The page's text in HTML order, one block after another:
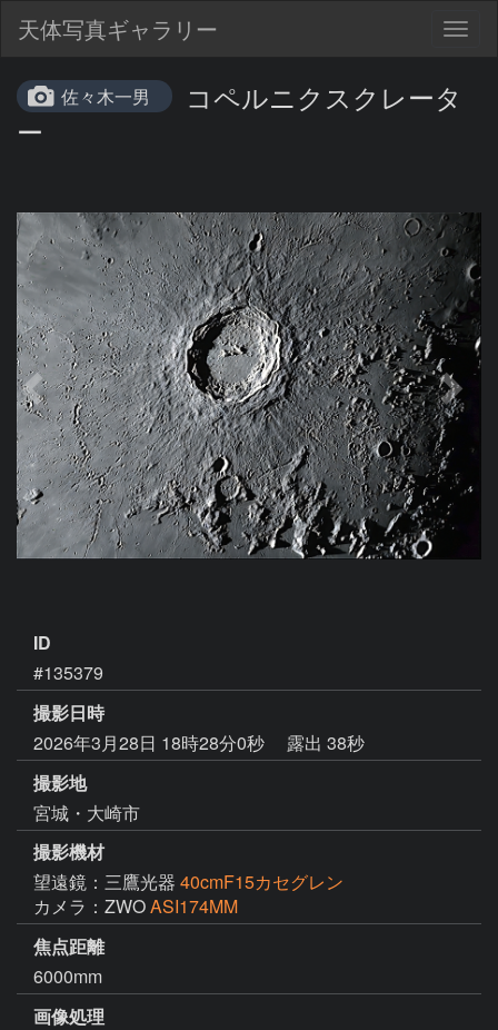
天体写真ギャラリー
佐々木一男
コペルニクスクレータ
ー
ID
#135379
撮影日時
2026年3月28日 18時28分0秒
露出 38秒
撮影地
宮城・大崎市
撮影機材
望遠鏡：三鷹光器 40cmF15カセグレン
カメラ：ZWOASI174MM
焦点距離
6000mm
画像処理